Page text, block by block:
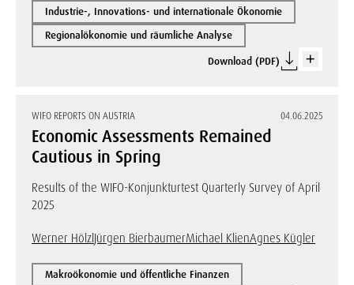
Industrie-, Innovations- und internationale Ökonomie
Regionalökonomie und räumliche Analyse
Download (PDF)
WIFO REPORTS ON AUSTRIA 04.06.2025
Economic Assessments Remained
Cautious in Spring
Results of the WIFO-Konjunkturtest Quarterly Survey of April
2025
Werner HölzlJürgen BierbaumerMichael KlienAgnes Kügler
Makroökonomie und öffentliche Finanzen